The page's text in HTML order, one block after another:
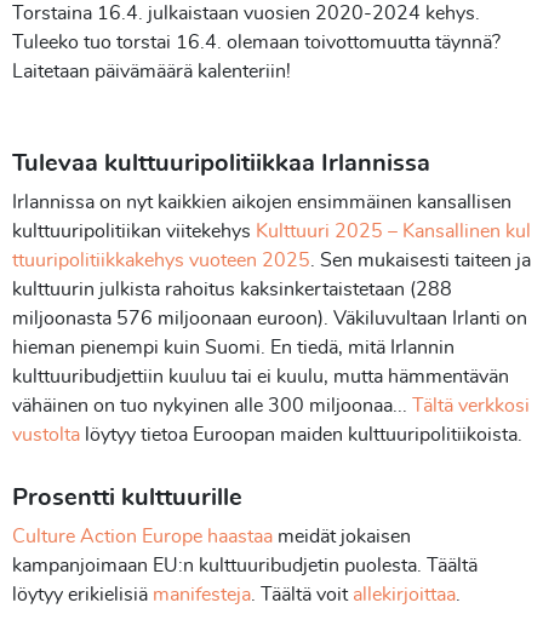
Torstaina 16.4. julkaistaan vuosien 2020-2024 kehys.
Tuleeko tuo torstai 16.4. olemaan toivottomuutta täynnä?
Laitetaan päivämäärä kalenteriin!
Tulevaa kulttuuripolitiikkaa Irlannissa
Irlannissa on nyt kaikkien aikojen ensimmäinen kansallisen
kulttuuripolitiikan viitekehys Kulttuuri 2025 – Kansallinen kul
ttuuripolitiikkakehys vuoteen 2025 . Sen mukaisesti taiteen ja
kulttuurin julkista rahoitus kaksinkertaistetaan (288
miljoonasta 576 miljoonaan euroon). Väkiluvultaan Irlanti on
hieman pienempi kuin Suomi. En tiedä, mitä Irlannin
kulttuuribudjettiin kuuluu tai ei kuulu, mutta hämmentävän
vähäinen on tuo nykyinen alle 300 miljoonaa...
Tältä verkkosi
vustolta löytyy tietoa Euroopan maiden kulttuuripolitiikoista.
Prosentti kulttuurille
Culture Action Europe haastaa meidät jokaisen
kampanjoimaan EU:n kulttuuribudjetin puolesta. Täältä
löytyy erikielisiä manifesteja . Täältä voit allekirjoittaa